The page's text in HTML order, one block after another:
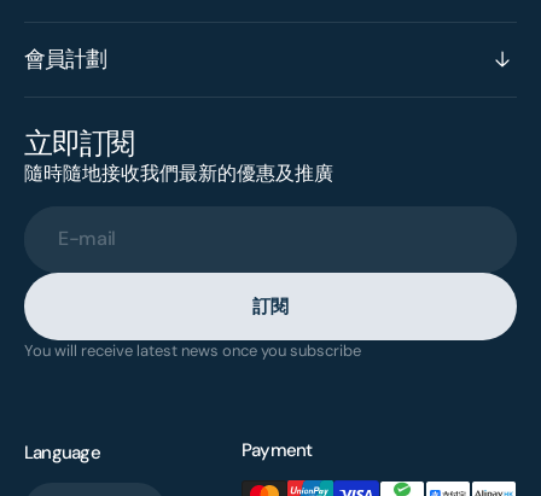
會員計劃
立即訂閱
隨時隨地接收我們最新的優惠及推廣
E-mail
訂閱
You will receive latest news once you subscribe
Language Payment